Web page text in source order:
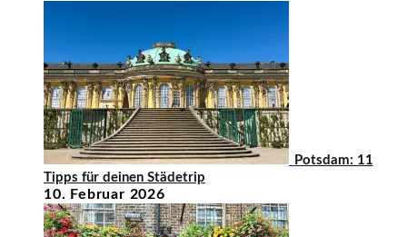
Potsdam: 11
Tipps für deinen Städetrip
10. Februar 2026